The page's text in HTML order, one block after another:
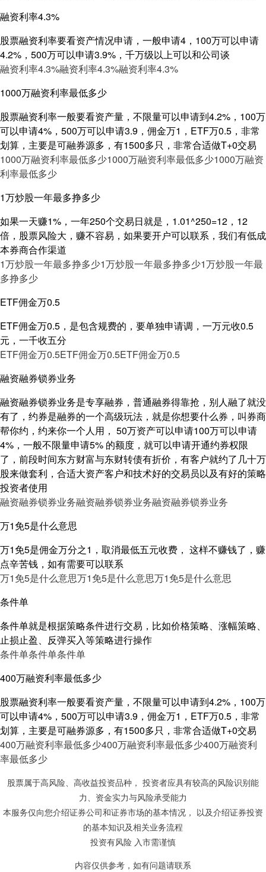
融资利率4.3%
股票融资利率要看资产情况申请，一般申请4，100万可以申请
4.2%，500万可以申请3.9%，千万级以上可以和公司谈
融资利率4.3%融资利率4.3%融资利率4.3%
1000万融资利率最低多少
股票融资利率一般要看资产量，不限量可以申请到4.2%，100万
可以申请4%，500万可以申请3.9，佣金万1，ETF万0.5，非常
划算，主要是可融券源多，有1500多只，非常合适做T+0交易
1000万融资利率最低多少1000万融资利率最低多少1000万融资
利率最低多少
1万炒股一年最多挣多少
如果一天赚1%，一年250个交易日就是，1.01^250=12，12
倍，股票风险大，赚不容易，如果要开户可以联系，我们有低成
本券商合作渠道
1万炒股一年最多挣多少1万炒股一年最多挣多少1万炒股一年最
多挣多少
ETF佣金万0.5
ETF佣金万0.5，是包含规费的，要单独申请调，一万元收0.5
元，一千收五分
ETF佣金万0.5ETF佣金万0.5ETF佣金万0.5
融资融券锁券业务
融资融券锁券业务是专享融券，普通融券得靠抢，别人融了就没
有了，约券是融券的一个高级玩法，就是你想要什么券，叫券商
帮你约，约来你一个人用， 50万资产可以申请100万可以申请
4%，一般不限量申请5% 的额度，就可以申请开通约券权限
了，前段时间东方财富与东财转债有折价，有客户就约了几十万
股来做套利，合适大资产客户和技术好的交易员以及有好的策略
投资者使用
融资融券锁券业务融资融券锁券业务融资融券锁券业务
万1免5是什么意思
万1免5是佣金万分之1，取消最低五元收费， 这样不赚钱了，赚
点辛苦钱，如有需要可以联系
万1免5是什么意思万1免5是什么意思万1免5是什么意思
条件单
条件单就是根据策略条件进行交易，比如价格策略、涨幅策略、
止损止盈、反弹买入等策略进行操作
条件单条件单条件单
400万融资利率最低多少
股票融资利率一般要看资产量，不限量可以申请到4.2%，100万
可以申请4%，500万可以申请3.9，佣金万1，ETF万0.5，非常
划算，主要是可融券源多，有1500多只，非常合适做T+0交易
400万融资利率最低多少400万融资利率最低多少400万融资利
率最低多少
股票属于高风险、高收益投资品种， 投资者应具有较高的风险识别能
力、资金实力与风险承受能力
本服务仅向您介绍证券公司和证券市场的基本情况， 以及介绍证券投资
的基本知识及相关业务流程
投资有风险 入市需谨慎
内容仅供参考，如有问题请联系